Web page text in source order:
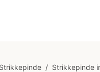
Strikkepinde / Strikkepinde